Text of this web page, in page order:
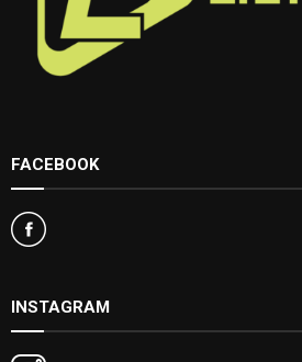
FACEBOOK
INSTAGRAM